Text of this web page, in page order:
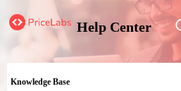
Help Center
Knowledge Base